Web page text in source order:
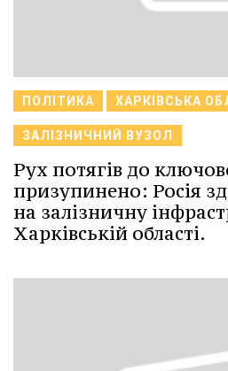
ПОЛІТИКА ХАРКІВСЬКА
ЗАЛІЗНИЧНИЙ ВУЗОЛ
Рух потягів до
призупинено: Росія
на залізничну
Харківській області.